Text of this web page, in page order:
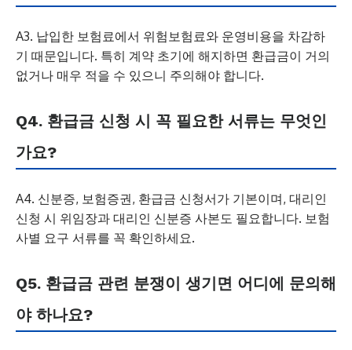
A3. 납입한 보험료에서 위험보험료와 운영비용을 차감하
기 때문입니다. 특히 계약 초기에 해지하면 환급금이 거의
없거나 매우 적을 수 있으니 주의해야 합니다.
Q4. 환급금 신청 시 꼭 필요한 서류는 무엇인
가요?
A4. 신분증, 보험증권, 환급금 신청서가 기본이며, 대리인
신청 시 위임장과 대리인 신분증 사본도 필요합니다. 보험
사별 요구 서류를 꼭 확인하세요.
Q5. 환급금 관련 분쟁이 생기면 어디에 문의해
야 하나요?